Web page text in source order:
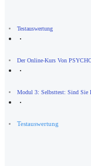
Testauswertung
Der Online-Kurs Von
Modul 3: Selbsttest: Sind Sie
Testauswertung